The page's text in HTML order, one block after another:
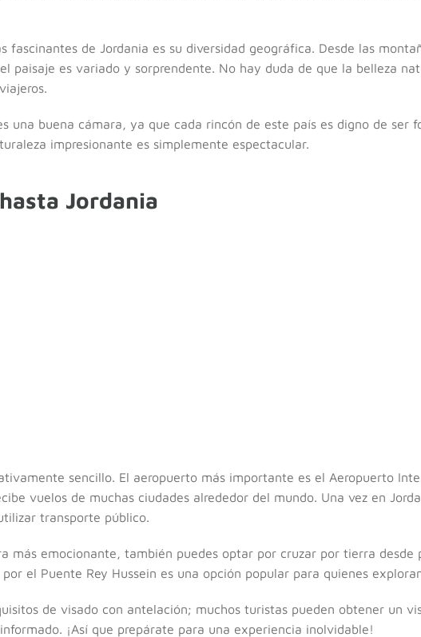
fascinantes de Jordania es su diversidad geográfica. Desde las
paisaje es variado y sorprendente. No hay duda de que la belleza
una buena cámara, ya que cada rincón de este país es digno de ser
impresionante es simplemente espectacular.
Jordania
sencillo. El aeropuerto más importante es el Aeropuerto
vuelos de muchas ciudades alrededor del mundo. Una vez en
transporte público.
más emocionante, también puedes optar por cruzar por tierra desde
el Puente Rey Hussein es una opción popular para quienes
de visado con antelación; muchos turistas pueden obtener un
¡Así que prepárate para una experiencia inolvidable!